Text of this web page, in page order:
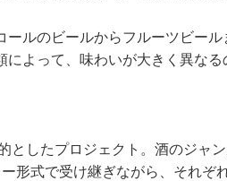
ルのビールからフルーツビール
よって、味わいが大きく異なる
としたプロジェクト。酒のジャ
形式で受け継ぎながら、それぞ